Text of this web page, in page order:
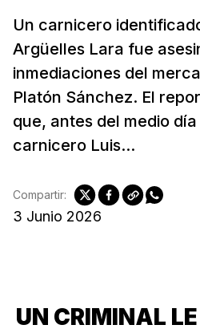
Un carnicero
Argüelles Lara fue
inmediaciones del
Platón Sánchez. El
que, antes del medio
carnicero Luis...
3 Junio 2026
Compartir:
UN CRIMINAL